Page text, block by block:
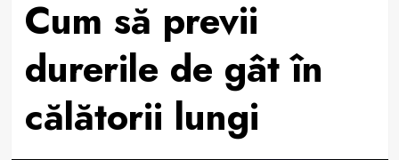
Cum să previi
durerile de gât în
călătorii lungi